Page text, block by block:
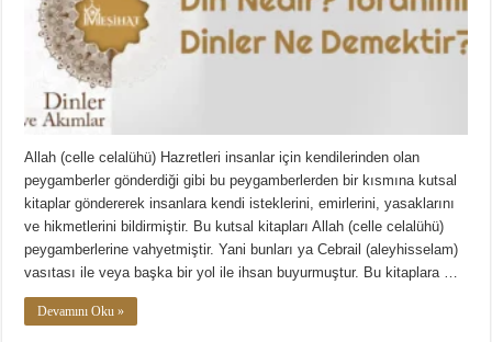
Allah (celle celalühü) Hazretleri insanlar için kendilerinden olan
peygamberler gönderdiği gibi bu peygamberlerden bir kısmına kutsal
kitaplar göndererek insanlara kendi isteklerini, emirlerini, yasaklarını
ve hikmetlerini bildirmiştir. Bu kutsal kitapları Allah (celle celalühü)
peygamberlerine vahyetmiştir. Yani bunları ya Cebrail (aleyhisselam)
vasıtası ile veya başka bir yol ile ihsan buyurmuştur. Bu kitaplara …
Devamını Oku »